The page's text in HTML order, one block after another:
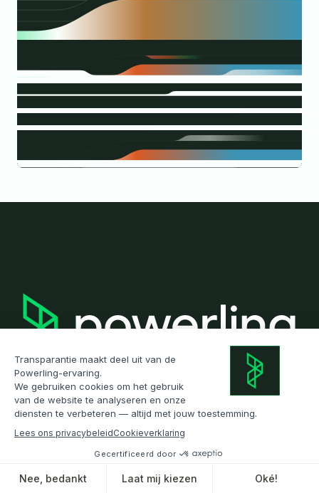
Bedrijf
Blijf een stap voor
Meld u aan voor onze nieuwsbrief voor
inzichten, tips en trends die iedereen
OXO wordt Powerling
Lees de aankondiging